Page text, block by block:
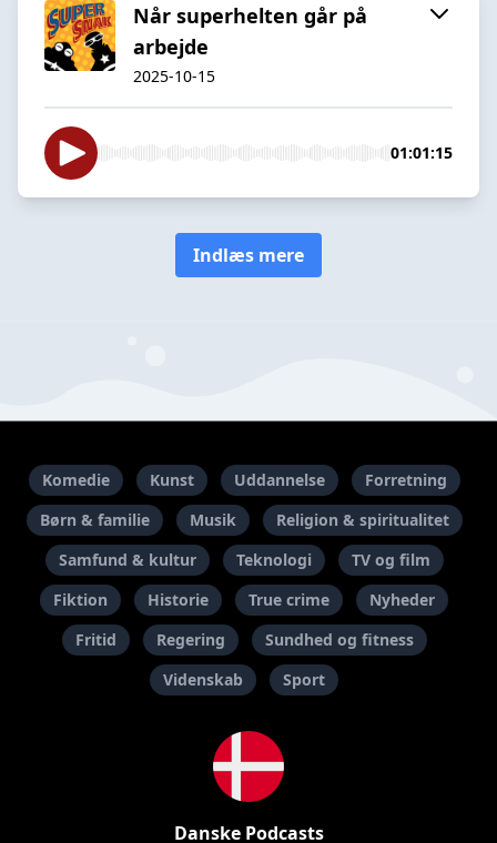
Når superhelten går på
arbejde
2025-10-15
01:01:15
Indlæs mere
Komedie Kunst Uddannelse
Forretning
Børn & familie
Musik
Religion & spiritualitet
Samfund & kultur
Teknologi
TV og film
Fiktion
Historie True crime
Nyheder
Fritid
Regering
Sundhed og fitness
Videnskab
Sport
Danske Podcasts